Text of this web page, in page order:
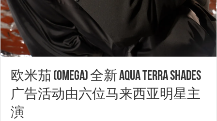
欧米茄 (OMEGA) 全新 Aqua Terra Shades
广告活动由六位马来西亚明星主
演